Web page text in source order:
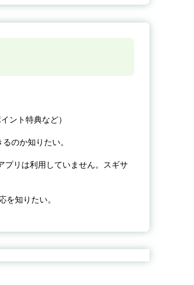
ント特典など）
のか知りたい。
プリは利用していません。スギサ
を知りたい。